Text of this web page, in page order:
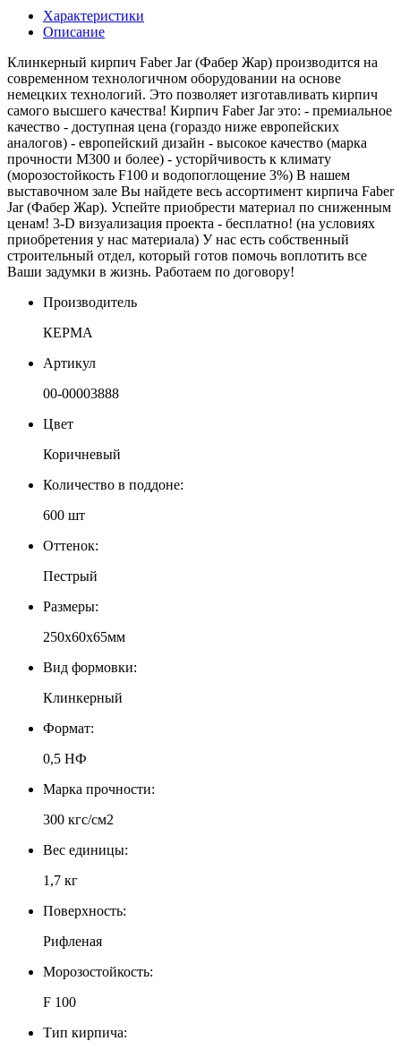
Характеристики
Описание
Клинкерный кирпич Faber Jar (Фабер Жар) производится на
современном технологичном оборудовании на основе
немецких технологий. Это позволяет изготавливать кирпич
самого высшего качества! Кирпич Faber Jar это: - премиальное
качество - доступная цена (гораздо ниже европейских
аналогов) - европейский дизайн - высокое качество (марка
прочности М300 и более) - усторйчивость к климату
(морозостойкость F100 и водопоглощение 3%) В нашем
выставочном зале Вы найдете весь ассортимент кирпича Faber
Jar (Фабер Жар). Успейте приобрести материал по сниженным
ценам! 3-D визуализация проекта - бесплатно! (на условиях
приобретения у нас материала) У нас есть собственный
строительный отдел, который готов помочь воплотить все
Ваши задумки в жизнь. Работаем по договору!
Производитель
КЕРМА
Артикул
00-00003888
Цвет
Коричневый
Количество в поддоне:
600 шт
Оттенок:
Пестрый
Размеры:
250х60х65мм
Вид формовки:
Клинкерный
Формат:
0,5 НФ
Марка прочности:
300 кгс/см2
Вес единицы:
1,7 кг
Поверхность:
Рифленая
Морозостойкость:
F 100
Тип кирпича: